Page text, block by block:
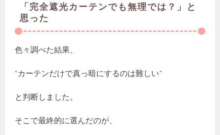
「完全遮光カーテンでも無理では？」と
思った
色々調べた結果、
“カーテンだけで真っ暗にするのは難しい”
と判断しました。
そこで最終的に選んだのが、